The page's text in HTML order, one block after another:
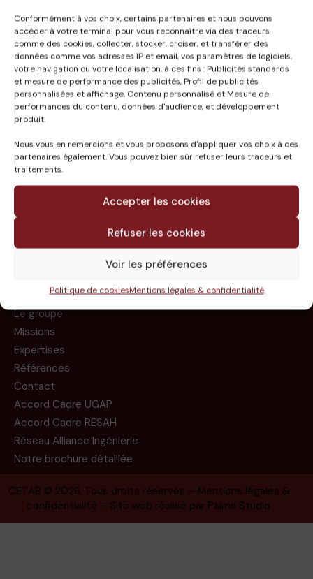
Conformément à vos choix, certains partenaires et nous pouvons
accéder à votre terminal pour vous reconnaître via des traceurs
comme des cookies, collecter, stocker, croiser, et transférer des
données comme vos adresses IP et email, vos paramètres de logiciels,
votre navigation ou votre localisation, à ces fins : Publicités standards
et mesure de performance des publicités, Profil de publicités
personnalisées et affichage, Contenu personnalisé et Mesure de
performances du contenu, données d'audience, et développement
produit.
Nous vous en remercions et vous proposons d'appliquer vos choix à ces
partenaires également. Vous pouvez bien sûr refuser leurs traceurs et
traitements.
Accepter les cookies
Refuser les cookies
Voir les préférences
Politique de cookiesMentions légales & confidentialité
Published in
CONSTRUCTION
CENTRALE ENERGIE –
CENTRE HOSPITALIER
LAYNÈ MONT DE
MARSAN (40)
Le groupe
Missions
Expertises
Références
Contact
Accord Cadre UGAP
Accord Cadre RESAH
Réseau Alliance Ingénierie
Notre brochure détaillée
CETAB © 2026. Tous droits réservés – Mentions légales &
confidentialité – Site web réalisé par Palms Studio